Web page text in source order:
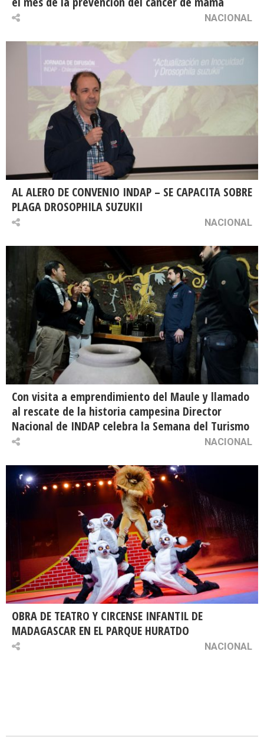
NACIONAL
AL ALERO DE CONVENIO INDAP – SE CAPACITA SOBRE
PLAGA DROSOPHILA SUZUKII
NACIONAL
Con visita a emprendimiento del Maule y llamado
al rescate de la historia campesina Director
Nacional de INDAP celebra la Semana del Turismo
NACIONAL
OBRA DE TEATRO Y CIRCENSE INFANTIL DE
MADAGASCAR EN EL PARQUE HURATDO
NACIONAL